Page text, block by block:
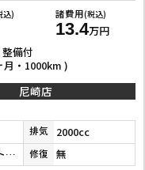
込) 諸費用(税込)
13.4万円
備付
月・1000km )
尼崎店
排気 2000cc
ブリリアントホワイトパール３コートパール 修復 無